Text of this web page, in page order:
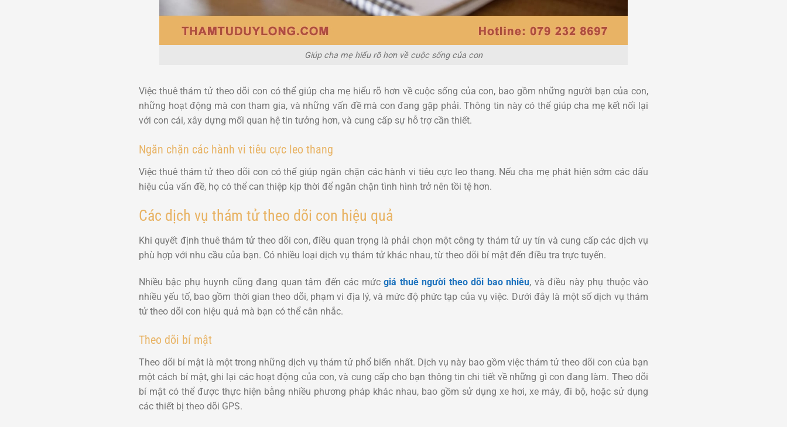
Giúp cha mẹ hiểu rõ hơn về cuộc sống của con
Việc thuê thám tử theo dõi con có thể giúp cha mẹ hiểu rõ hơn về cuộc sống của con, bao gồm những người bạn của con,
những hoạt động mà con tham gia, và những vấn đề mà con đang gặp phải. Thông tin này có thể giúp cha mẹ kết nối lại
với con cái, xây dựng mối quan hệ tin tưởng hơn, và cung cấp sự hỗ trợ cần thiết.
Ngăn chặn các hành vi tiêu cực leo thang
Việc thuê thám tử theo dõi con có thể giúp ngăn chặn các hành vi tiêu cực leo thang. Nếu cha mẹ phát hiện sớm các dấu
hiệu của vấn đề, họ có thể can thiệp kịp thời để ngăn chặn tình hình trở nên tồi tệ hơn.
Các dịch vụ thám tử theo dõi con hiệu quả
Khi quyết định thuê thám tử theo dõi con, điều quan trọng là phải chọn một công ty thám tử uy tín và cung cấp các dịch vụ
phù hợp với nhu cầu của bạn. Có nhiều loại dịch vụ thám tử khác nhau, từ theo dõi bí mật đến điều tra trực tuyến.
Nhiều bậc phụ huynh cũng đang quan tâm đến các mứcgiá thuê người theo dõi bao nhiêu, và điều này phụ thuộc vào
nhiều yếu tố, bao gồm thời gian theo dõi, phạm vi địa lý, và mức độ phức tạp của vụ việc. Dưới đây là một số dịch vụ thám
tử theo dõi con hiệu quả mà bạn có thể cân nhắc.
Theo dõi bí mật
Theo dõi bí mật là một trong những dịch vụ thám tử phổ biến nhất. Dịch vụ này bao gồm việc thám tử theo dõi con của bạn
một cách bí mật, ghi lại các hoạt động của con, và cung cấp cho bạn thông tin chi tiết về những gì con đang làm. Theo dõi
bí mật có thể được thực hiện bằng nhiều phương pháp khác nhau, bao gồm sử dụng xe hơi, xe máy, đi bộ, hoặc sử dụng
các thiết bị theo dõi GPS.